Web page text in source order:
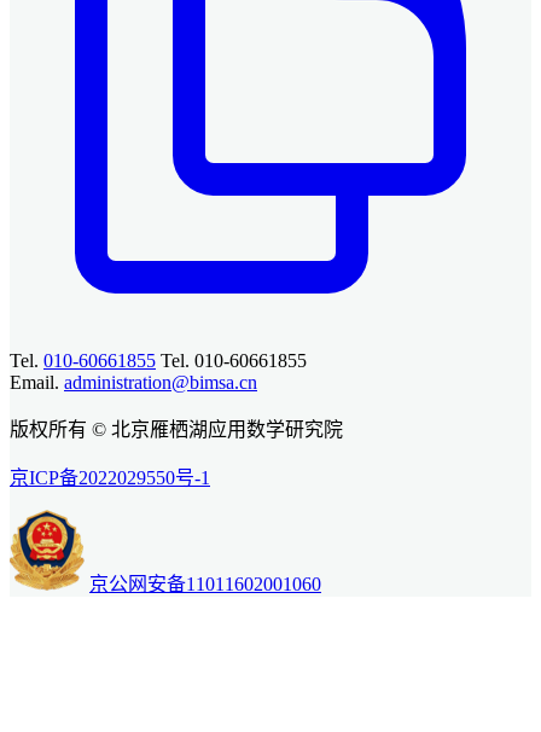
Tel. 010-60661855 Tel. 010-60661855
Email. administration@bimsa.cn
版权所有 © 北京雁栖湖应用数学研究院
京ICP备2022029550号-1
京公网安备11011602001060